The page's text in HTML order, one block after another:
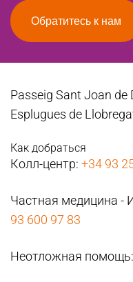
Обратитесь к нам
Passeig Sant Joan de
Esplugues de
Как добраться
Колл-центр: +34 93
Частная медицина -
93 600 97 83
Неотложная помощь: